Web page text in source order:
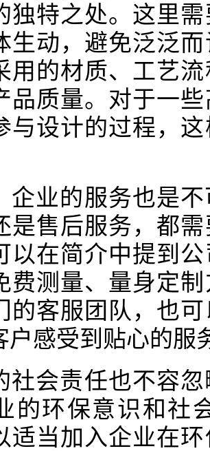
独特之处。这里
生动，避免泛泛
用的材质、工艺
品质量。对于一
与设计的过程，
企业的服务也是
是售后服务，都
以在简介中提到
费测量、量身定
的客服团队，也
户感受到贴心的服
社会责任也不容
的环保意识和社
适当加入企业在